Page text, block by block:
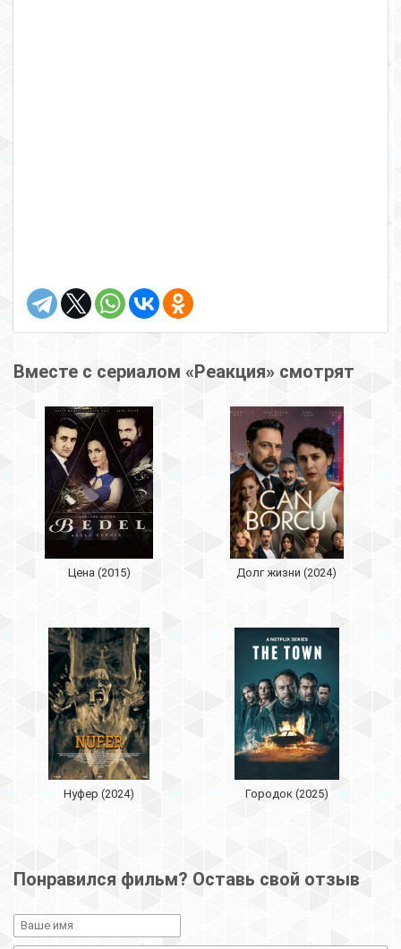
Вместе с сериалом «Реакция» смотрят
Цена (2015) Долг жизни (2024)
Нуфер (2024) Городок (2025)
Понравился фильм? Оставь свой отзыв